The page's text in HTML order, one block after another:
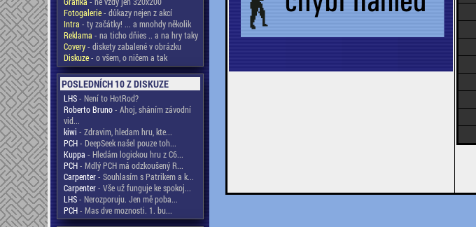
Fotogalerie- důkazy nejen z akcí
Intra - ty začátky! ... a mnohdy několik
Reklama - na ticho dňies .. a na hry taky
Covery- diskety zabalené v obrázku
Diskuze- o všem, o ničem a tak
POSLEDNÍCH 10 Z DISKUZE
LHS- Není to HotRod?
Roberto Bruno- Ahoj, sháním závodní
vid...
kiwi - Zdravim, hledam hru, kte...
PCH- DeepSeek našel pouze toh...
Kuppa - Hledám logickou hru z C6...
PCH- Mdlý PCH má odzkoušený R...
Carpenter- Souhlasím s Patrikem a k...
Carpenter- Vše už funguje ke spokoj...
LHS- Nerozporuju. Jen mě poba...
PCH- Mas dve moznosti. 1. bu...